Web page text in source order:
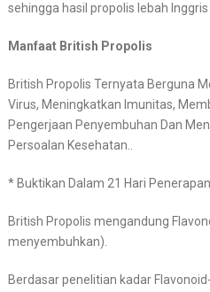
sehingga hasil propolis lebah
Manfaat British Propolis
British Propolis Ternyata Berguna
Virus, Meningkatkan Imunitas,
Pengerjaan Penyembuhan Dan
Persoalan Kesehatan..
* Buktikan Dalam 21 Hari
British Propolis mengandung
menyembuhkan).
Berdasar penelitian kadar